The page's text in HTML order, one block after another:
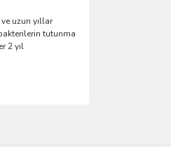
uzun yıllar
tutunma
2 yıl